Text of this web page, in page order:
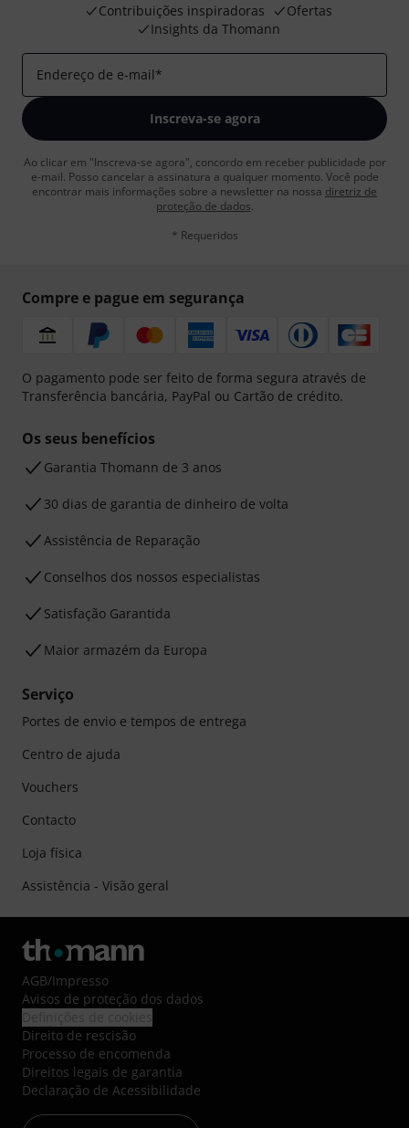
Contribuições inspiradoras
Ofertas
Insights da Thomann
Endereço de e-mail*
Inscreva-se agora
Ao clicar em "Inscreva-se agora", concordo em receber publicidade por
e-mail. Posso cancelar a assinatura a qualquer momento. Você pode
encontrar mais informações sobre a newsletter na nossa diretriz de
proteção de dados.
* Requeridos
Compre e pague em segurança
O pagamento pode ser feito de forma segura através de
Transferência bancária, PayPal ou Cartão de crédito.
Os seus benefícios
Garantia Thomann de 3 anos
30 dias de garantia de dinheiro de volta
Assistência de Reparação
Conselhos dos nossos especialistas
Satisfação Garantida
Maior armazém da Europa
Serviço
Portes de envio e tempos de entrega
Centro de ajuda
Vouchers
Contacto
Loja física
Assistência - Visão geral
AGB/Impresso
Avisos de proteção dos dados
Direito de rescisão
Processo de encomenda
Direitos legais de garantia
Declaração de Acessibilidade